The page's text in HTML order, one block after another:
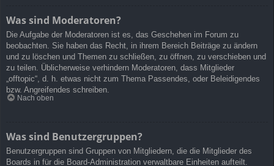
Was sind Moderatoren?
Die Aufgabe der Moderatoren ist es, das Geschehen im Forum zu
beobachten. Sie haben das Recht, in ihrem Bereich Beiträge zu ändern
und zu löschen und Themen zu schließen, zu öffnen, zu verschieben und
zu teilen. Üblicherweise verhindern Moderatoren, dass Mitglieder
„offtopic“, d. h. etwas nicht zum Thema Passendes, oder Beleidigendes
bzw. Angreifendes schreiben.
Nach oben
Was sind Benutzergruppen?
Benutzergruppen sind Gruppen von Mitgliedern, die die Mitglieder des
Boards in für die Board-Administration verwaltbare Einheiten aufteilt.